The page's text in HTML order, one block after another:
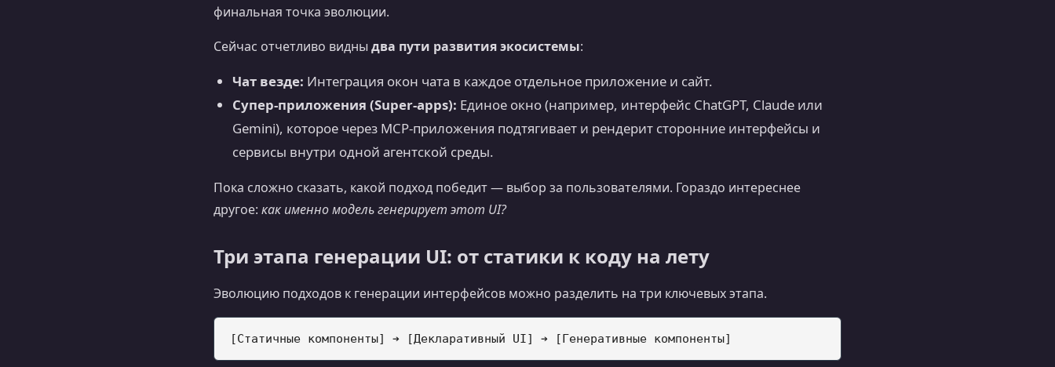
финальная точка эволюции.
Сейчас отчетливо видны два пути развития экосистемы:
Чат везде: Интеграция окон чата в каждое отдельное приложение и сайт.
Супер-приложения (Super-apps): Единое окно (например, интерфейс ChatGPT, Claude или
Gemini), которое через MCP-приложения подтягивает и рендерит сторонние интерфейсы и
сервисы внутри одной агентской среды.
Пока сложно сказать, какой подход победит — выбор за пользователями. Гораздо интереснее
другое: как именно модель генерирует этот UI?
Три этапа генерации UI: от статики к коду на лету
Эволюцию подходов к генерации интерфейсов можно разделить на три ключевых этапа.